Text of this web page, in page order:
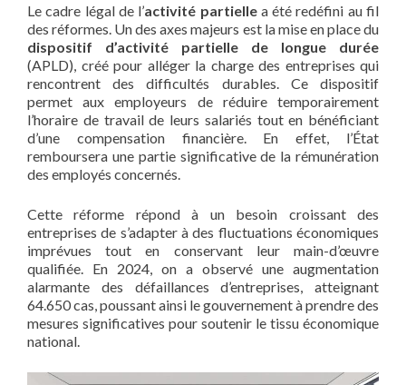
Le cadre légal de l’activité partiellea été redéfini au fil
des réformes. Un des axes majeurs est la mise en place du
dispositif d’activité partielle de longue durée
(APLD), créé pour alléger la charge des entreprises qui
rencontrent des difficultés durables. Ce dispositif
permet aux employeurs de réduire temporairement
l’horaire de travail de leurs salariés tout en bénéficiant
d’une compensation financière. En effet, l’État
remboursera une partie significative de la rémunération
des employés concernés.
Cette réforme répond à un besoin croissant des
entreprises de s’adapter à des fluctuations économiques
imprévues tout en conservant leur main-d’œuvre
qualifiée. En 2024, on a observé une augmentation
alarmante des défaillances d’entreprises, atteignant
64.650 cas, poussant ainsi le gouvernement à prendre des
mesures significatives pour soutenir le tissu économique
national.